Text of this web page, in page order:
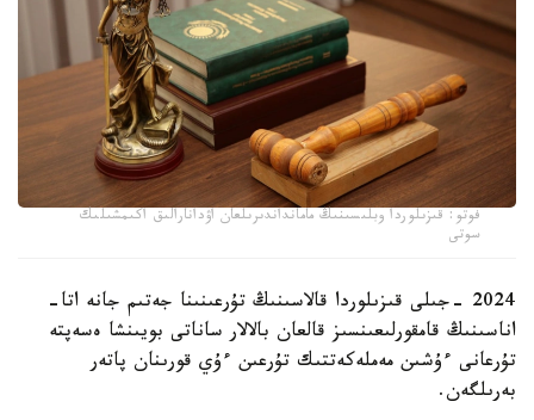
فوتو: قىزىلوردا وبلىسىنىڭ مامانداندىرىلعان اۋدانارالىق اكىمشىلىك
سوتى
2024 -جىلى قىزىلوردا قالاسىنىڭ تۇرعىنىنا جەتىم جانە اتا-
اناسىنىڭ قامقورلىعىنسىز قالعان بالالار ساناتى بويىنشا ەسەپتە
تۇرعانى ءۇشىن مەملەكەتتىك تۇرعىن ءۇي قورىنان پاتەر
بەرىلگەن.